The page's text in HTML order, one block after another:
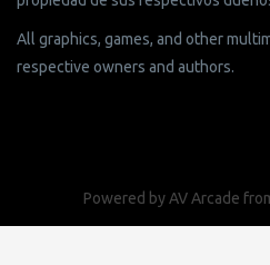
propiedad de sus respectivos
All graphics, games, and other
Powered byAV Arcade